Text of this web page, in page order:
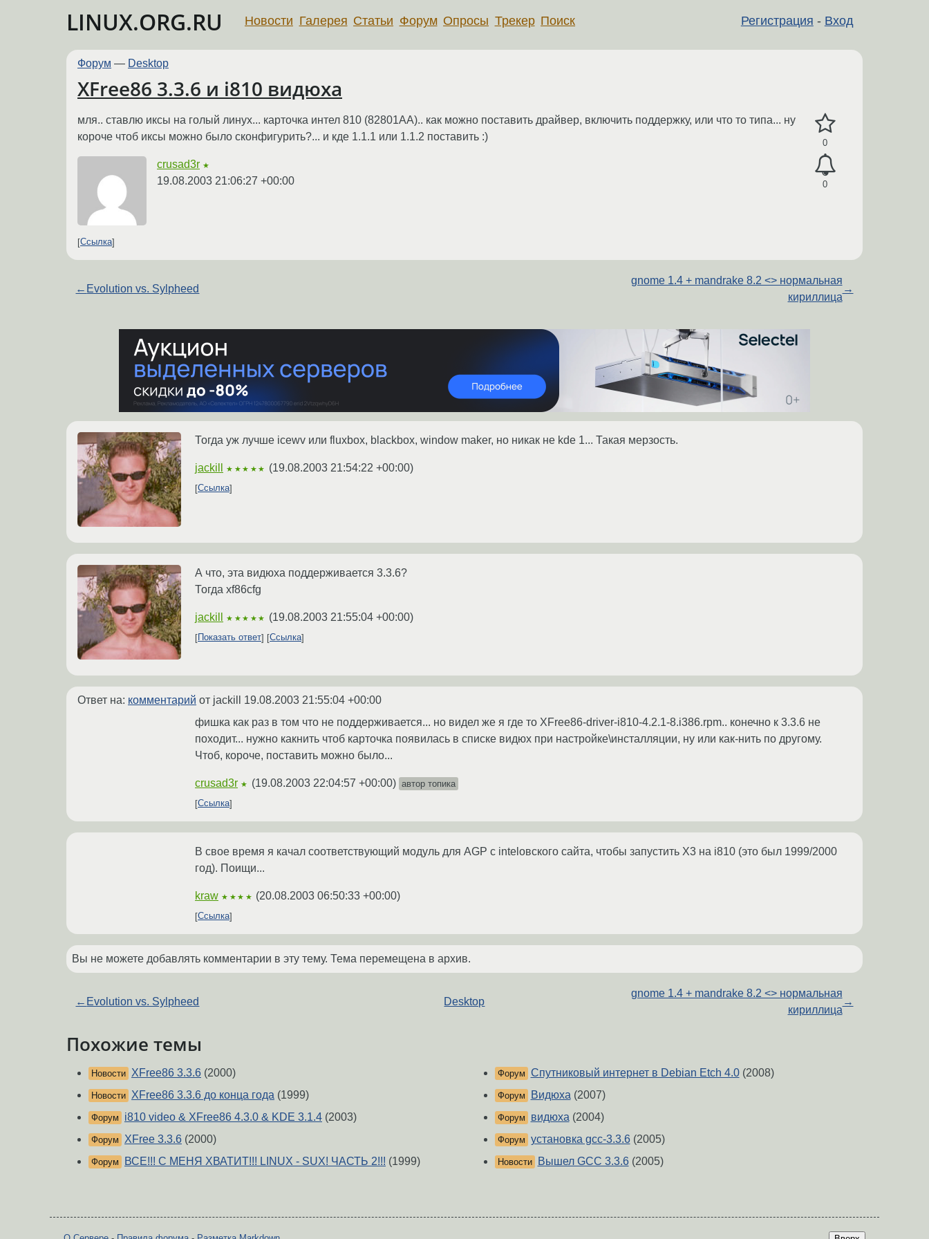
LINUX.ORG.RU Регистрация - Вход
Новости Галерея Статьи Форум Опросы Трекер Поиск
Форум — Desktop
XFree86 3.3.6 и i810 видюха
0
0
мля.. ставлю иксы на голый линух... карточка интел 810 (82801AA).. как можно поставить драйвер, включить поддержку, или что то типа... ну
короче чтоб иксы можно было сконфигурить?... и кде 1.1.1 или 1.1.2 поставить :)
crusad3r ★
19.08.2003 21:06:27 +00:00
Ссылка
← Evolution vs. Sylpheed
gnome 1.4 + mandrake 8.2 <> нормальная
кириллица
→
Тогда уж лучше icewv или fluxbox, blackbox, window maker, но никак не kde 1... Такая мерзость.
jackill ★★★★★ (19.08.2003 21:54:22 +00:00)
Ссылка
А что, эта видюха поддерживается 3.3.6?
Тогда xf86cfg
jackill ★★★★★ (19.08.2003 21:55:04 +00:00)
Показать ответ Ссылка
Ответ на: комментарий от jackill 19.08.2003 21:55:04 +00:00
фишка как раз в том что не поддерживается... но видел же я где то XFree86-driver-i810-4.2.1-8.i386.rpm.. конечно к 3.3.6 не
походит... нужно какнить чтоб карточка появилась в списке видюх при настройке\инсталляции, ну или как-нить по другому.
Чтоб, короче, поставить можно было...
crusad3r ★ (19.08.2003 22:04:57 +00:00) автор топика
Ссылка
В свое время я качал соответствующий модуль для AGP с intelовского сайта, чтобы запустить X3 на i810 (это был 1999/2000
год). Поищи...
kraw ★★★★ (20.08.2003 06:50:33 +00:00)
Ссылка
Вы не можете добавлять комментарии в эту тему. Тема перемещена в архив.
← Evolution vs. Sylpheed Desktop
gnome 1.4 + mandrake 8.2 <> нормальная
кириллица
→
Похожие темы
Новости XFree86 3.3.6 (2000)
Новости XFree86 3.3.6 до конца года (1999)
Форум i810 video & XFree86 4.3.0 & KDE 3.1.4 (2003)
Форум XFree 3.3.6 (2000)
Форум ВСЕ!!! С МЕНЯ ХВАТИТ!!! LINUX - SUX! ЧАСТЬ 2!!! (1999)
Форум Спутниковый интернет в Debian Etch 4.0(2008)
Форум Видюха(2007)
Форум видюха(2004)
Форум установка gcc-3.3.6(2005)
Новости Вышел GCC 3.3.6(2005)